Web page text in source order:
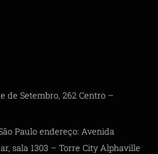
de Setembro, 262 Centro –
Paulo endereço: Avenida
sala 1303 – Torre City Alphaville